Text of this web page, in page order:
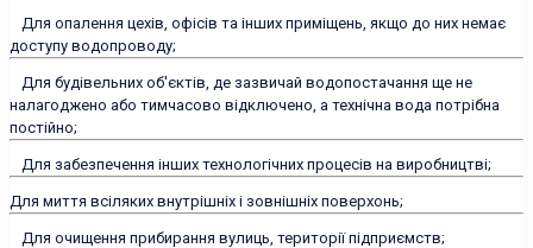
Для опалення цехів, офісів та інших приміщень, якщо до них немає
доступу водопроводу;
Для будівельних об'єктів, де зазвичай водопостачання ще не
налагоджено або тимчасово відключено, а технічна вода потрібна
постійно;
Для забезпечення інших технологічних процесів на виробництві;
Для миття всіляких внутрішніх і зовнішніх поверхонь;
Для очищення прибирання вулиць, території підприємств;